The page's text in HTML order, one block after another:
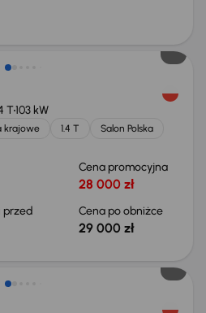
T103 kW
krajowe 1.4 T
Salon Polska
Cena promocyjna
28 000 zł
przed
Cena po obniżce
29 000 zł